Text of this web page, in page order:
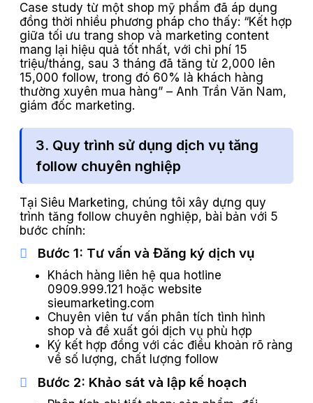
Case study từ một shop mỹ phẩm đã áp dụng
đồng thời nhiều phương pháp cho thấy: “Kết hợp
giữa tối ưu trang shop và marketing content
mang lại hiệu quả tốt nhất, với chi phí 15
triệu/tháng, sau 3 tháng đã tăng từ 2,000 lên
15,000 follow, trong đó 60% là khách hàng
thường xuyên mua hàng” – Anh Trần Văn Nam,
giám đốc marketing.
3. Quy trình sử dụng dịch vụ tăng
follow chuyên nghiệp
Tại Siêu Marketing, chúng tôi xây dựng quy
trình tăng follow chuyên nghiệp, bài bản với 5
bước chính:
Bước 1: Tư vấn và Đăng ký dịch vụ
Khách hàng liên hệ qua hotline
0909.999.121 hoặc website
sieumarketing.com
Chuyên viên tư vấn phân tích tình hình
shop và đề xuất gói dịch vụ phù hợp
Ký kết hợp đồng với các điều khoản rõ ràng
về số lượng, chất lượng follow
Bước 2: Khảo sát và lập kế hoạch